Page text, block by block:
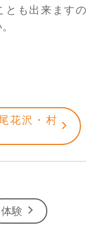
とも出来ますの
花沢・村
体験